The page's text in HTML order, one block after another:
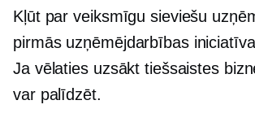
Kļūt par veiksmīgu sieviešu
pirmās uzņēmējdarbības
Ja vēlaties uzsākt tiešsaistes
var palīdzēt.